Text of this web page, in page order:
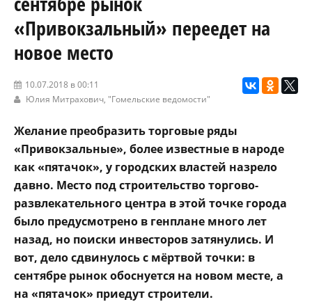
«Привокзальный» переедет на
новое место
10.07.2018 в 00:11
Юлия Митрахович, "Гомельские ведомости"
Желание преобразить торговые ряды
«Привокзальные», более известные в народе
как «пятачок», у городских властей назрело
давно. Место под строительство торгово-
развлекательного центра в этой точке города
было предусмотрено в генплане много лет
назад, но поиски инвесторов затянулись. И
вот, дело сдвинулось с мёртвой точки: в
сентябре рынок обоснуется на новом месте, а
на «пятачок» приедут строители.